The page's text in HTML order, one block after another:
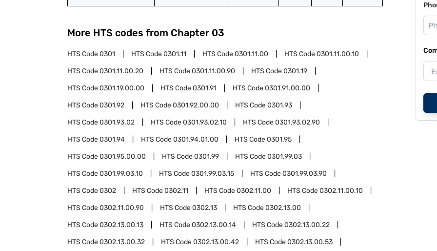
More HTS codes from Chapter 03
HTS Code0301 HTS Code0301.11 HTS Code0301.11.00 HTS Code0301.11.00.10
HTS Code0301.11.00.20 HTS Code0301.11.00.90 HTS Code0301.19
HTS Code0301.19.00.00 HTS Code0301.91 HTS Code0301.91.00.00
HTS Code0301.92 HTS Code0301.92.00.00 HTS Code0301.93
HTS Code0301.93.02 HTS Code0301.93.02.10 HTS Code0301.93.02.90
HTS Code0301.94 HTS Code0301.94.01.00 HTS Code0301.95
HTS Code0301.95.00.00 HTS Code0301.99 HTS Code0301.99.03
HTS Code0301.99.03.10 HTS Code0301.99.03.15 HTS Code0301.99.03.90
HTS Code0302 HTS Code0302.11 HTS Code0302.11.00 HTS Code0302.11.00.10
HTS Code0302.11.00.90 HTS Code0302.13 HTS Code0302.13.00
HTS Code0302.13.00.13 HTS Code0302.13.00.14 HTS Code0302.13.00.22
HTS Code0302.13.00.32 HTS Code0302.13.00.42 HTS Code0302.13.00.53